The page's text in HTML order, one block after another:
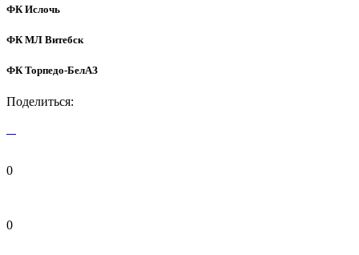
ФК Ислочь
ФК МЛ Витебск
ФК Торпедо-БелАЗ
Поделиться:
0
0